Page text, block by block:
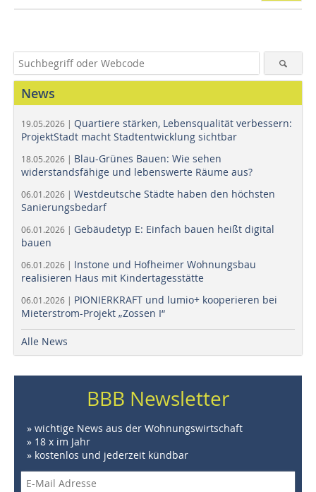
News
19.05.2026 | Quartiere stärken, Lebensqualität verbessern:
ProjektStadt macht Stadtentwicklung sichtbar
18.05.2026 | Blau-Grünes Bauen: Wie sehen
widerstandsfähige und lebenswerte Räume aus?
06.01.2026 | Westdeutsche Städte haben den höchsten
Sanierungsbedarf
06.01.2026 | Gebäudetyp E: Einfach bauen heißt digital
bauen
06.01.2026 | Instone und Hofheimer Wohnungsbau
realisieren Haus mit Kindertagesstätte
06.01.2026 | PIONIERKRAFT und lumio+ kooperieren bei
Mieterstrom-Projekt „Zossen I“
Alle News
BBB Newsletter
» wichtige News aus der Wohnungswirtschaft
» 18 x im Jahr
» kostenlos und jederzeit kündbar